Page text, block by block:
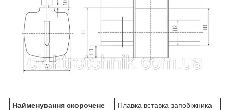
Найменування скорочене
Плавка вставка запобіжника